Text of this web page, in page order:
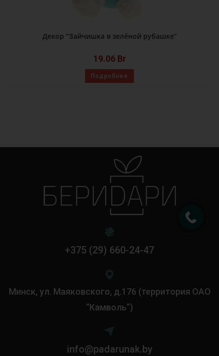
Декор “Зайчишка в зелёной рубашке”
19.06 Br
Подробнее
+375 (29) 660-24-47
Минск, ул. Маяковского, д.176 (территория ОАО
“Камволь”)
info@padarunak.by